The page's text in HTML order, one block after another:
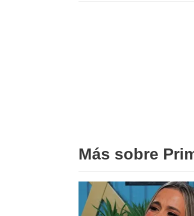
Más sobre